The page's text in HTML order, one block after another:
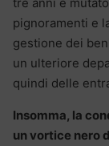
pignoramenti e
gestione dei
un ulteriore
quindi delle
Insomma, la
un vortice nero